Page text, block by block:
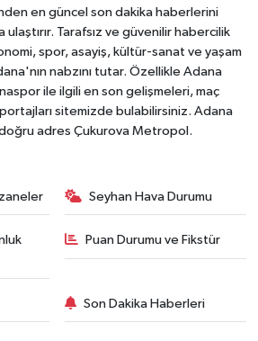
en güncel son dakika haberlerini
ulaştırır. Tarafsız ve güvenilir habercilik
spor, asayiş, kültür-sanat ve yaşam
nabzını tutar. Özellikle Adana
ile ilgili en son gelişmeleri, maç
sitemizde bulabilirsiniz. Adana
adres Çukurova Metropol.
Seyhan Hava Durumu
Puan Durumu ve Fikstür
Son Dakika Haberleri